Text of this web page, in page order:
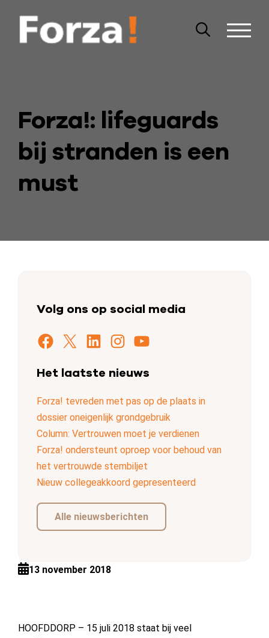
Forza!: lifeguards
bij stranden is een
must
Volg ons op social media
Facebook X LinkedIn Instagram YouTube
Het laatste nieuws
Forza! tevreden met pas op de plaats in
dossier oneigenlijk grondgebruik
Column: Vertrouwen moet je verdienen
Forza! ondersteunt oproep voor behoud van
het vertrouwde stembiljet
Nieuw collegeakkoord gepresenteerd
Alle nieuwsberichten
13 november 2018
HOOFDDORP – 15 juli 2018 staat bij veel